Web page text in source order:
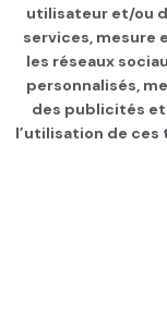
Page d'accueil
Cessez-
« 1890
utilisateur et/ou
services, mesure
les réseaux
personnalisés,
des publicités et
l’utilisation de